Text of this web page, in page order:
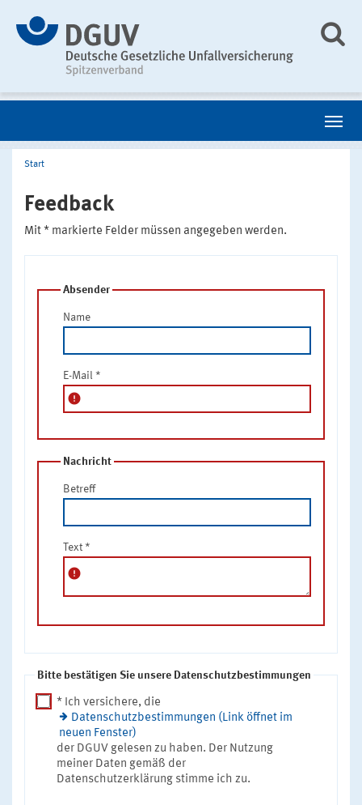
Start
Feedback
Mit * markierte Felder müssen angegeben werden.
Absender
Name
E-Mail *
error
Nachricht
Betreff
Text *
error
Bitte bestätigen Sie unsere Datenschutzbestimmungen
* Ich versichere, die
Datenschutzbestimmungen (Link öffnet im
neuen Fenster)
der DGUV gelesen zu haben. Der Nutzung
meiner Daten gemäß der
Datenschutzerklärung stimme ich zu.